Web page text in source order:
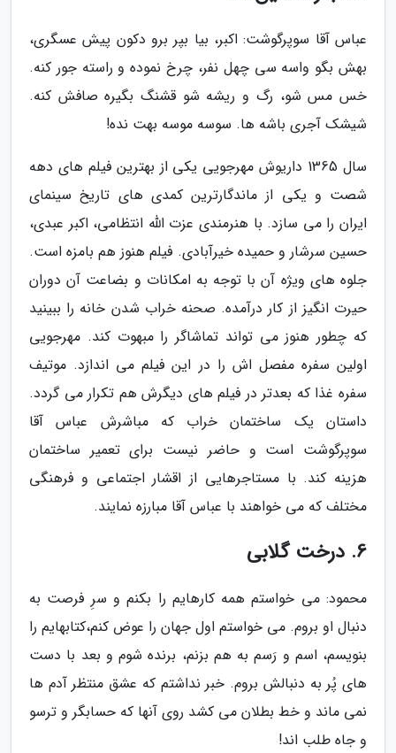
عباس آقا سوپرگوشت: اکبر، بیا بپر برو دکون پیش عسگری،
بهش بگو واسه سی چهل نفر، چرخ نموده و راسته جور کنه.
خس مس شو، رگ و ریشه شو قشنگ بگیره صافش کنه.
شیشک آجری باشه ها. سوسه موسه بهت نده!
سال 1365 داریوش مهرجویی یکی از بهترین فیلم های دهه
شصت و یکی از ماندگارترین کمدی های تاریخ سینمای
ایران را می سازد. با هنرمندی عزت الله انتظامی، اکبر عبدی،
حسین سرشار و حمیده خیرآبادی. فیلم هنوز هم بامزه است.
جلوه های ویژه آن با توجه به امکانات و بضاعت آن دوران
حیرت انگیز از کار درآمده. صحنه خراب شدن خانه را ببینید
که چطور هنوز می تواند تماشاگر را مبهوت کند. مهرجویی
اولین سفره مفصل اش را در این فیلم می اندازد. موتیف
سفره غذا که بعدتر در فیلم های دیگرش هم تکرار می گردد.
داستان یک ساختمان خراب که مباشرش عباس آقا
سوپرگوشت است و حاضر نیست برای تعمیر ساختمان
هزینه کند. با مستاجرهایی از اقشار اجتماعی و فرهنگی
مختلف که می خواهند با عباس آقا مبارزه نمایند.
6. درخت گلابی
محمود: می خواستم همه کارهایم را بکنم و سرِ فرصت به
دنبال او بروم. می خواستم اول جهان را عوض کنم،کتابهایم را
بنویسم، اسم و رَسم به هم بزنم، برنده شوم و بعد با دست
های پُر به دنبالش بروم. خبر نداشتم که عشق منتظر آدم ها
نمی ماند و خط بطلان می کشد روی آنها که حسابگر و ترسو
و جاه طلب اند!